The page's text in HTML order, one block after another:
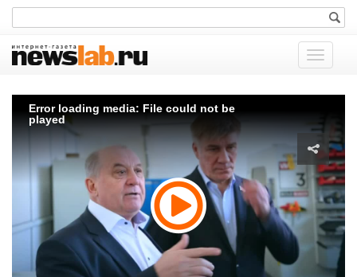
Показать
меню
Error loading media: File could not be
played